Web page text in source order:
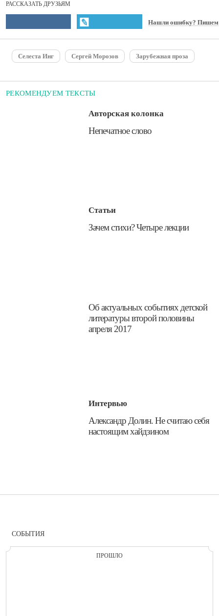
РАССКАЗАТЬ ДРУЗЬЯМ
Нашли ошибку? Пишем
Селеста Инг Сергей Морозов Зарубежная проза
РЕКОМЕНДУЕМ ТЕКСТЫ
Авторская колонка
​Непечатное слово
Статьи
​Зачем стихи? Четыре лекции
​Об актуальных событиях детской
литературы второй половины
апреля 2017
Интервью
​Александр Долин. Не считаю себя
настоящим хайдзином
СОБЫТИЯ
ПРОШЛО